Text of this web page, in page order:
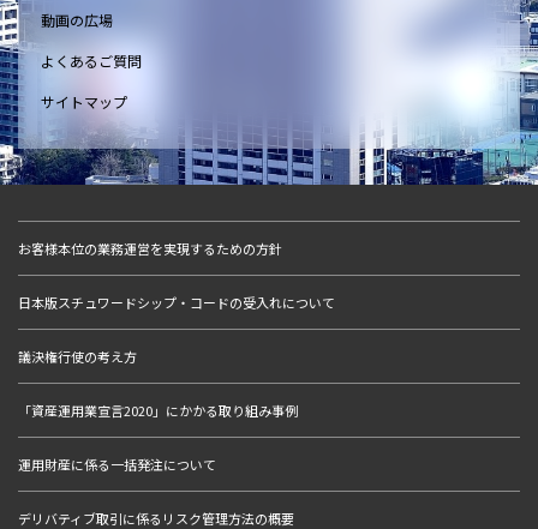
動画の広場
よくあるご質問
サイトマップ
お客様本位の業務運営を実現するための方針
日本版スチュワードシップ・コードの受入れについて
議決権行使の考え方
「資産運用業宣言2020」にかかる取り組み事例
運用財産に係る一括発注について
デリバティブ取引に係るリスク管理方法の概要